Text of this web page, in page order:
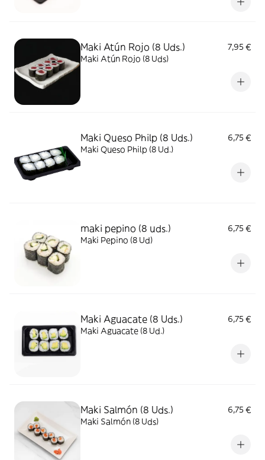
Maki Atún Rojo (8 Uds.)
7,95 €
Maki Atún Rojo (8 Uds)
Maki Queso Philp (8 Uds.)
6,75 €
Maki Queso Philp (8 Ud.)
maki pepino (8 uds.)
6,75 €
Maki Pepino (8 Ud)
Maki Aguacate (8 Uds.)
6,75 €
Maki Aguacate (8 Ud.)
Maki Salmón (8 Uds.)
6,75 €
Maki Salmón (8 Uds)